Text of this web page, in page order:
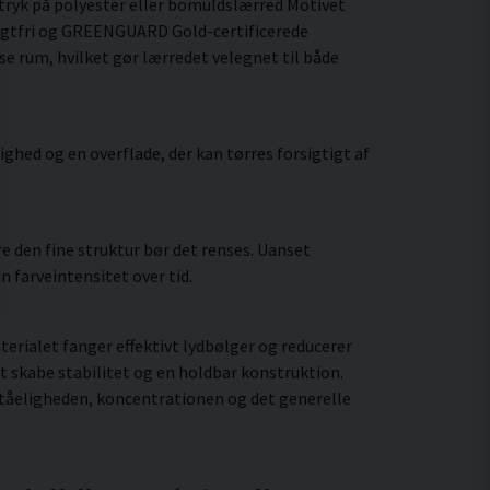
og GREENGUARD Gold-certificerede
rum, hvilket gør lærredet velegnet til både
og en overflade, der kan tørres forsigtigt af
den fine struktur bør det renses. Uanset
farveintensitet over tid.
fanger effektivt lydbølger og reducerer
skabe stabilitet og en holdbar konstruktion.
koncentrationen og det generelle